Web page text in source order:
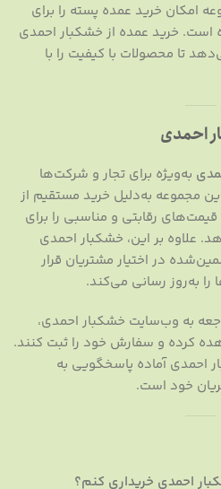
امکان خرید عمده پسته را برای
است. خرید عمده از خشکبار احمدی
تا محصولات با کیفیت را با
احمدی
به‌ویژه برای تجار و شرکت‌ها
مجموعه به‌دلیل خرید مستقیم از
رقابتی و مناسبی را برای
علاوه بر این، خشکبار احمدی
در اختیار مشتریان قرار
به‌روز رسانی می‌کند.
به وب‌سایت خشکبار احمدی،
کرده و سفارش خود را ثبت کنند.
احمدی آماده پاسخگویی به
خود است.